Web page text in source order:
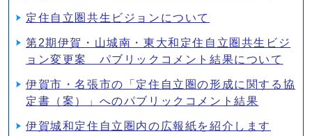
定住自立圏共生ビジョンについて
第2期伊賀・山城南・東大和定住自立圏共生ビジ
ョン変更案 パブリックコメント結果について
伊賀市・名張市の「定住自立圏の形成に関する協
定書（案）」へのパブリックコメント結果
伊賀城和定住自立圏内の広報紙を紹介します